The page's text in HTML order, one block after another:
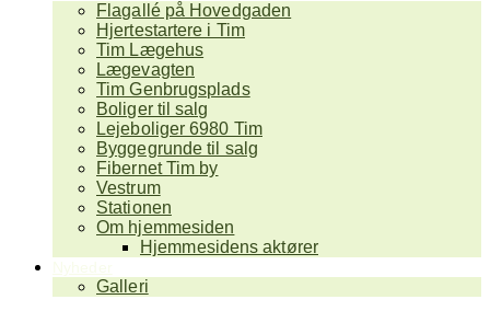
Flagallé på Hovedgaden
Hjertestartere i Tim
Tim Lægehus
Lægevagten
Tim Genbrugsplads
Boliger til salg
Lejeboliger 6980 Tim
Byggegrunde til salg
Fibernet Tim by
Vestrum
Stationen
Om hjemmesiden
Hjemmesidens aktører
Galleri